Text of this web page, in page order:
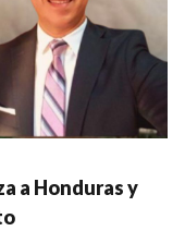
a Honduras y